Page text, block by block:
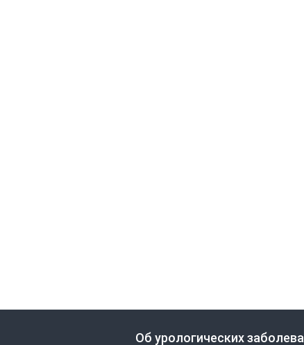
Об урологических